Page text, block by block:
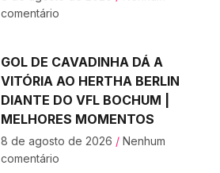
comentário
GOL DE CAVADINHA DÁ A
VITÓRIA AO HERTHA BERLIN
DIANTE DO VFL BOCHUM |
MELHORES MOMENTOS
8 de agosto de 2026 Nenhum
comentário